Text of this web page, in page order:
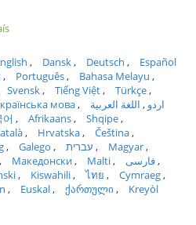
Dansk Deutsch
Español
Português
Bahasa Melayu
Svensk Tiếng Việt
Türkçe
мова اردو
اللغة العربية
어 Afrikaans
Shqipe
Hrvatska
Čeština
Galego עברית
Magyar
Македонски Malti
فارسی
Kiswahili ไทย
Cymraeg
Euskal ქართული
Kreyòl